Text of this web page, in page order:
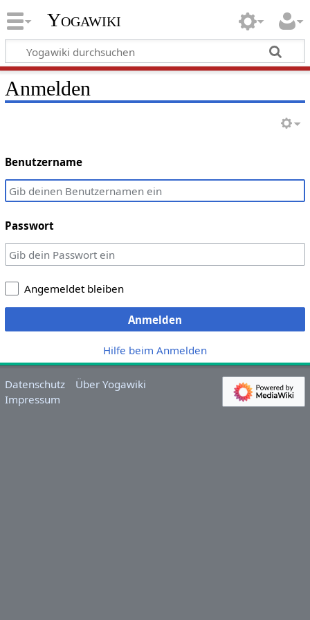
Yogawiki
Anmelden
Benutzername
Passwort
Angemeldet bleiben
Anmelden
Hilfe beim Anmelden
Datenschutz
Über Yogawiki
Impressum